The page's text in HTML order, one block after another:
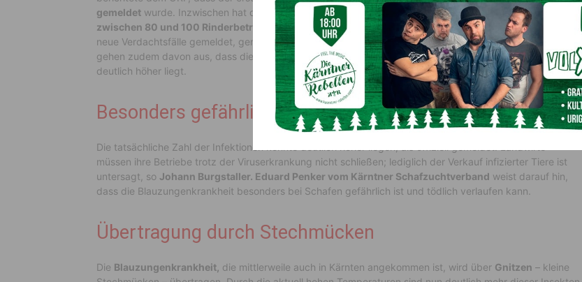
gemeldet wurde. Inzwischen hat die Viruserkrankung jedoch deutlich an Dynamik gewonnen. Aktuell sind
zwischen 80 und 100 Rinderbetriebe
sowie rund 50 Schafbetriebein Kärnten betroffen. Täglich werden
neue Verdachtsfälle gemeldet, genaue Zahlen lassen sich derzeit kaum nennen, so Burgstaller. Experten
gehen zudem davon aus, dass die tatsächliche Zahl der Infektionen – die sogenannte Dunkelziffer – noch
deutlich höher liegt.
Besonders gefährlich für Schafe
Die tatsächliche Zahl der Infektionen könnte deutlich höher liegen, als offiziell gemeldet. Landwirte
müssen ihre Betriebe trotz der Viruserkrankung nicht schließen; lediglich der Verkauf infizierter Tiere ist
untersagt, so Johann Burgstaller. Eduard Penker vom Kärntner Schafzuchtverband weist darauf hin,
dass die Blauzungenkrankheit besonders bei Schafen gefährlich ist und tödlich verlaufen kann.
Übertragung durch Stechmücken
Die Blauzungenkrankheit, die mittlerweile auch in Kärnten angekommen ist, wird über Gnitzen – kleine